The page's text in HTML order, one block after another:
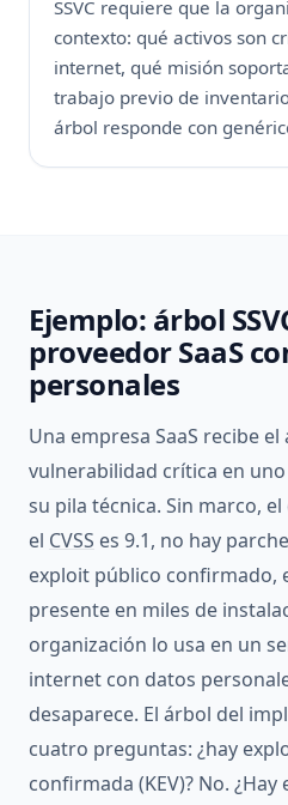
SSVC requiere que la
contexto: qué activos son
internet, qué misión
trabajo previo de
árbol responde con
Ejemplo: árbol
proveedor SaaS
personales
Una empresa SaaS recibe
vulnerabilidad crítica en
su pila técnica. Sin marco,
el CVSS es 9.1, no hay
exploit público confirmado,
presente en miles de
organización lo usa en un
internet con datos
desaparece. El árbol del
cuatro preguntas: ¿hay
confirmada (KEV)? No.